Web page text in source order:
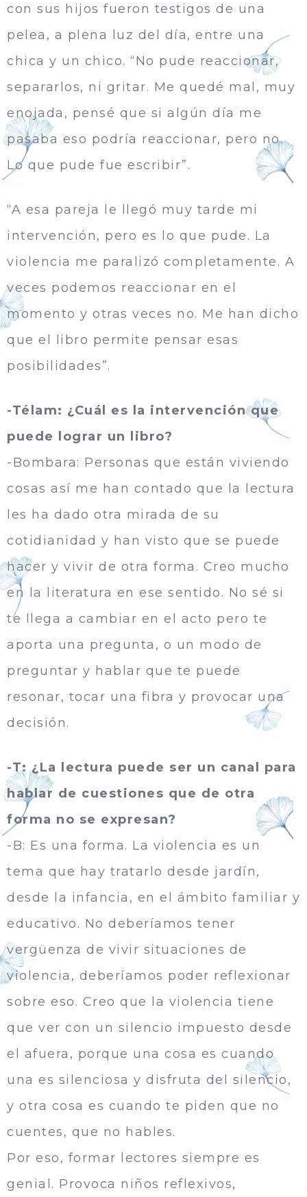
con sus hijos fueron testigos de una
pelea, a plena luz del día, entre una
chica y un chico. “No pude reaccionar,
separarlos, ni gritar. Me quedé mal, muy
enojada, pensé que si algún día me
pasaba eso podría reaccionar, pero no.
Lo que pude fue escribir”.
“A esa pareja le llegó muy tarde mi
intervención, pero es lo que pude. La
violencia me paralizó completamente. A
veces podemos reaccionar en el
momento y otras veces no. Me han dicho
que el libro permite pensar esas
posibilidades”.
-Télam: ¿Cuál es la intervención que
puede lograr un libro?
-Bombara: Personas que están viviendo
cosas así me han contado que la lectura
les ha dado otra mirada de su
cotidianidad y han visto que se puede
hacer y vivir de otra forma. Creo mucho
en la literatura en ese sentido. No sé si
te llega a cambiar en el acto pero te
aporta una pregunta, o un modo de
preguntar y hablar que te puede
resonar, tocar una fibra y provocar una
decisión.
-T: ¿La lectura puede ser un canal para
hablar de cuestiones que de otra
forma no se expresan?
-B: Es una forma. La violencia es un
tema que hay tratarlo desde jardín,
desde la infancia, en el ámbito familiar y
educativo. No deberíamos tener
vergüenza de vivir situaciones de
violencia, deberíamos poder reflexionar
sobre eso. Creo que la violencia tiene
que ver con un silencio impuesto desde
el afuera, porque una cosa es cuando
una es silenciosa y disfruta del silencio,
y otra cosa es cuando te piden que no
cuentes, que no hables.
Por eso, formar lectores siempre es
genial. Provoca niños reflexivos,